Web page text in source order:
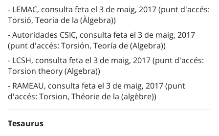
LEMAC, consulta feta el 3 de maig, 2017 (punt d'accés:
Torsió, Teoria de la (Àlgebra))
Autoridades CSIC, consulta feta el 3 de maig, 2017
(punt d'accés: Torsión, Teoría de (Algebra))
LCSH, consulta feta el 3 de maig, 2017 (punt d'accés:
Torsion theory (Algebra))
RAMEAU, consulta feta el 3 de maig, 2017 (punt
d'accés: Torsion, Théorie de la (algèbre))
Tesaurus